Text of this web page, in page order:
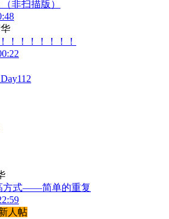
非扫描版）
！！！！！！！
方式——简单的重复
人帖